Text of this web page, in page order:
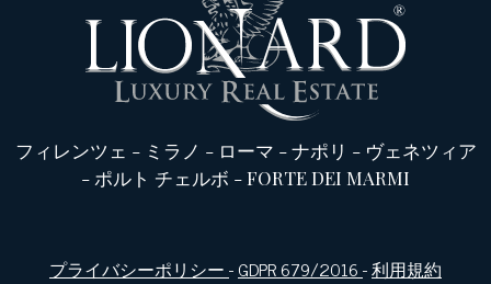
フィレンツェ - ミラノ - ローマ -ナポリ - ヴェネツィア
- ポルト チェルボ -FORTE DEI MARMI
プライバシーポリシー-GDPR 679/2016-利用規約